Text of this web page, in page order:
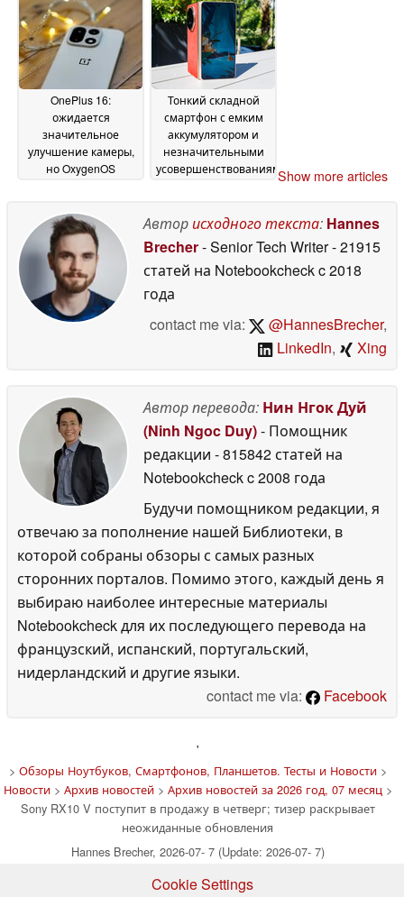
OnePlus 16:
ожидается
значительное
улучшение камеры,
но OxygenOS
Тонкий складной
смартфон с емким
аккумулятором и
незначительными
усовершенствованиямиShow more articles
Авторисходного текста: Hannes
Brecher- Senior Tech Writer- 21915
статей на Notebookcheckc 2018
года
contact me via:
@HannesBrecher,
LinkedIn, Xing
Автор перевода: Нин Нгок Дуй
(Ninh Ngoc Duy)- Помощник
редакции - 815842 статей на
Notebookcheckc 2008 года
Будучи помощником редакции, я
отвечаю за пополнение нашей Библиотеки, в
которой собраны обзоры с самых разных
сторонних порталов. Помимо этого, каждый день я
выбираю наиболее интересные материалы
Notebookcheck для их последующего перевода на
французский, испанский, португальский,
нидерландский и другие языки.
contact me via:
Facebook
'
> Обзоры Ноутбуков, Смартфонов, Планшетов. Тесты и Новости>
Новости> Архив новостей> Архив новостей за 2026 год, 07 месяц>
Sony RX10 V поступит в продажу в четверг; тизер раскрывает
неожиданные обновления
Hannes Brecher, 2026-07- 7 (Update: 2026-07- 7)
Cookie Settings